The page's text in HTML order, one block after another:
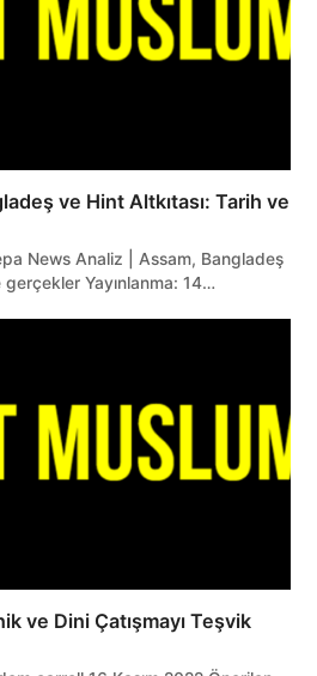
ve Hint Altkıtası: Tarih ve
News Analiz | Assam, Bangladeş
gerçekler Yayınlanma: 14…
ve Dini Çatışmayı Teşvik